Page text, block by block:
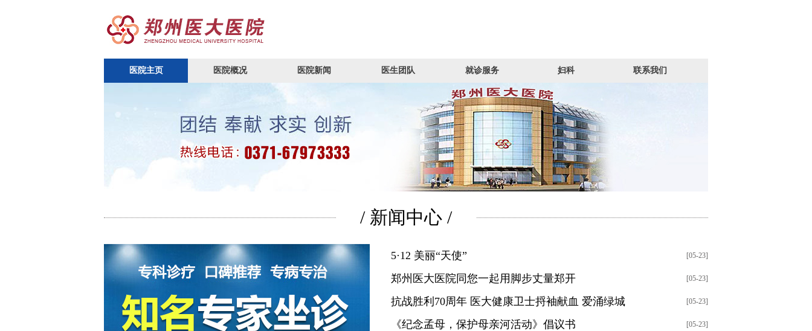
医院主页 医院概况 医院新闻 医生团队 就诊服务 妇科 联系我们
/ 新闻中心 /
[05-23]
5·12 美丽“天使”
[05-23]
郑州医大医院同您一起用脚步丈量郑开
[05-23]
抗战胜利70周年 医大健康卫士捋袖献血 爱涌绿城
[05-23]
《纪念孟母，保护母亲河活动》倡议书